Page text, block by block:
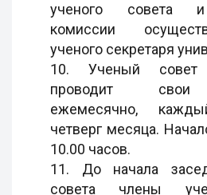
ученого совета и
комиссии
ученого секретаря
10. Ученый совет
проводит свои
ежемесячно,
четверг месяца.
10.00 часов.
11. До начала
совета члены